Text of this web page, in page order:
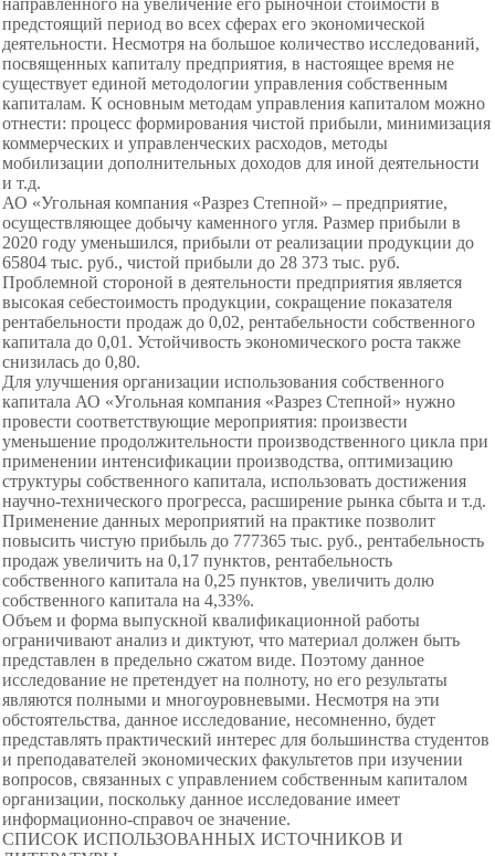
направленного на увеличение его рыночной стоимости в
предстоящий период во всех сферах его экономической
деятельности. Несмотря на большое количество исследований,
посвященных капиталу предприятия, в настоящее время не
существует единой методологии управления собственным
капиталам. К основным методам управления капиталом можно
отнести: процесс формирования чистой прибыли, минимизация
коммерческих и управленческих расходов, методы
мобилизации дополнительных доходов для иной деятельности
и т.д.
АО «Угольная компания «Разрез Степной» – предприятие,
осуществляющее добычу каменного угля. Размер прибыли в
2020 году уменьшился, прибыли от реализации продукции до
65804 тыс. руб., чистой прибыли до 28 373 тыс. руб.
Проблемной стороной в деятельности предприятия является
высокая себестоимость продукции, сокращение показателя
рентабельности продаж до 0,02, рентабельности собственного
капитала до 0,01. Устойчивость экономического роста также
снизилась до 0,80.
Для улучшения организации использования собственного
капитала АО «Угольная компания «Разрез Степной» нужно
провести соответствующие мероприятия: произвести
уменьшение продолжительности производственного цикла при
применении интенсификации производства, оптимизацию
структуры собственного капитала, использовать достижения
научно-технического прогресса, расширение рынка сбыта и т.д.
Применение данных мероприятий на практике позволит
повысить чистую прибыль до 777365 тыс. руб., рентабельность
продаж увеличить на 0,17 пунктов, рентабельность
собственного капитала на 0,25 пунктов, увеличить долю
собственного капитала на 4,33%.
Объем и форма выпускной квалификационной работы
ограничивают анализ и диктуют, что материал должен быть
представлен в предельно сжатом виде. Поэтому данное
исследование не претендует на полноту, но его результаты
являются полными и многоуровневыми. Несмотря на эти
обстоятельства, данное исследование, несомненно, будет
представлять практический интерес для большинства студентов
и преподавателей экономических факультетов при изучении
вопросов, связанных с управлением собственным капиталом
организации, поскольку данное исследование имеет
информационно-справоч ое значение.
СПИСОК ИСПОЛЬЗОВАННЫХ ИСТОЧНИКОВ И